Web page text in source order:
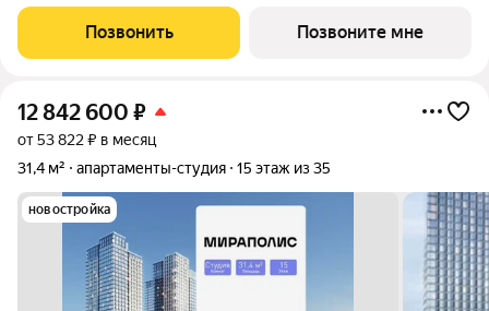
отдыха и жизни. Проект состоит из четырех башен с
авторскими стеклянными фасадами и
Позвонить Позвоните мне
12 842 600 ₽
от 53 822 ₽ в месяц
31,4 м²
апартаменты-студия 15 этаж из 35
новостройка